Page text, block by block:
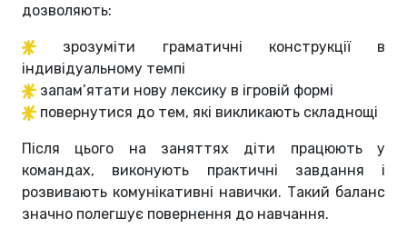
дозволяють:
зрозуміти граматичні конструкції в
індивідуальному темпі
запам’ятати нову лексику в ігровій формі
повернутися до тем, які викликають складнощі
Після цього на заняттях діти працюють у
командах, виконують практичні завдання і
розвивають комунікативні навички. Такий баланс
значно полегшує повернення до навчання.